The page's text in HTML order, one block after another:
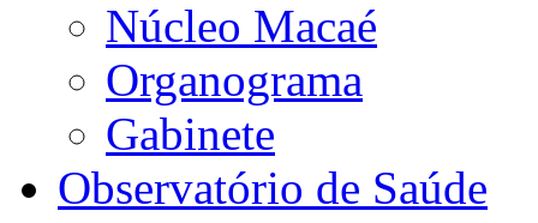
Núcleo Macaé
Organograma
Gabinete
Observatório de Saúde